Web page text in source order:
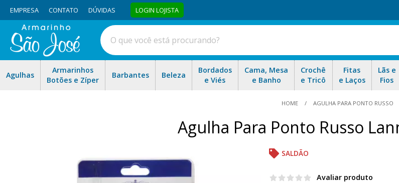
EMPRESA CONTATO DÚVIDAS LOGIN LOJISTA
Agulhas
Armarinhos
Botões e Zíper
Barbantes Beleza
Bordados
e Viés
Cama, Mesa
e Banho
Crochê
e Tricô
Fitas
e Laços
Lãs e
Fios
HOME AGULHA PARA PONTO RUSSO
Agulha Para Ponto Russo
SALDÃO
Avaliar produto